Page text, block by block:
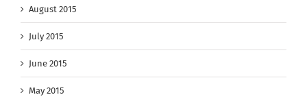
August 2015
July 2015
June 2015
May 2015